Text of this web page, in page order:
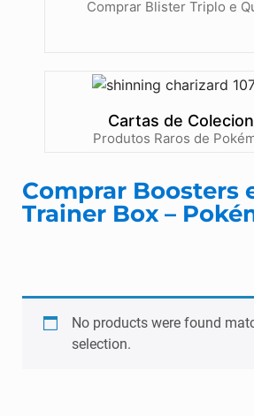
Comprar Blister Triplo e
Cartas de
Produtos Raros de
Comprar Boosters
Trainer Box –
No products were found
selection.